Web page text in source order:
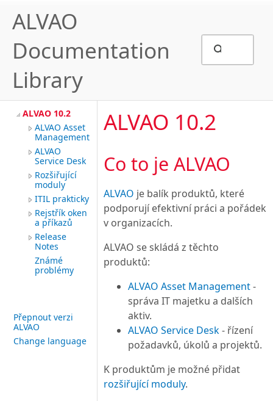
ALVAO
Documentation
Library
ALVAO 10.2
ALVAO Asset
Management
ALVAO
Service Desk
Rozšiřující
moduly
ITIL prakticky
Rejstřík oken
a příkazů
Release
Notes
Známé
problémy
Přepnout verzi
ALVAO
Change language
ALVAO 10.2
Co to je ALVAO
ALVAO je balík produktů, které
podporují efektivní práci a pořádek
v organizacích.
ALVAO se skládá z těchto
produktů:
ALVAO Asset Management-
správa IT majetku a dalších
aktiv.
ALVAO Service Desk- řízení
požadavků, úkolů a projektů.
K produktům je možné přidat
rozšiřující moduly.